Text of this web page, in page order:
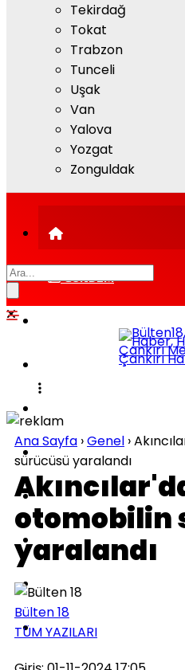
Tekirdağ
Tokat
Trabzon
Tunceli
Uşak
Van
Yalova
Yozgat
Zonguldak
GÜNDEM
KÜLTÜR-SANAT
SPOR
EĞITIM
SAĞLIK
TEKNOLOJI
İLÇELER
Ana Sayfa ›Genel ›
sürücüsü yaralandı
otomobilin
yaralandı
Bülten 18
TÜM YAZILARI